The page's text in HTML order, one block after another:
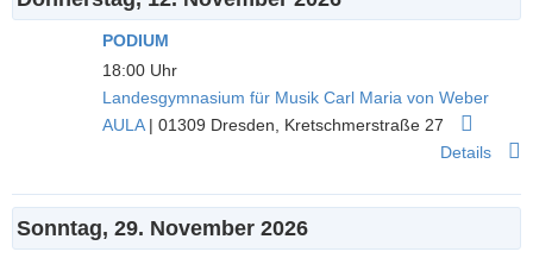
PODIUM
18:00 Uhr
Landesgymnasium für Musik Carl Maria von Weber
AULA|01309 Dresden
Kretschmerstraße 27
Details
Sonntag, 29. November 2026